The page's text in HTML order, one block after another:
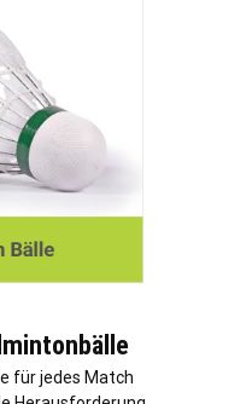
für jedes Match